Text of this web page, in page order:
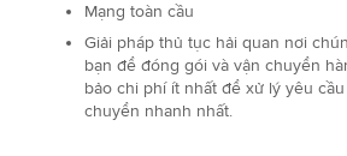
Mạng toàn cầu
Giải pháp thủ tục hải quan nơi
bạn để đóng gói và vận chuyển
bảo chi phí ít nhất để xử lý yêu
chuyển nhanh nhất.